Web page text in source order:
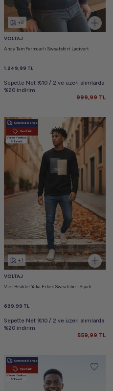
+2
VOLTAJ
Andy Tam Fermuarlı Sweatshirt Lacivert
1.249,99 TL
Sepette Net %10 / 2 ve üzeri alımlarda
%20 indirim
999,99 TL
Ücretsiz Kargo
Yeni Ürün
Vade farksız
6 Taksit
+1
VOLTAJ
Vier Bisiklet Yaka Erkek Sweatshirt Siyah
699,99 TL
Sepette Net %10 / 2 ve üzeri alımlarda
%20 indirim
559,99 TL
Ücretsiz Kargo
Yeni Ürün
Vade farksız
6 Taksit